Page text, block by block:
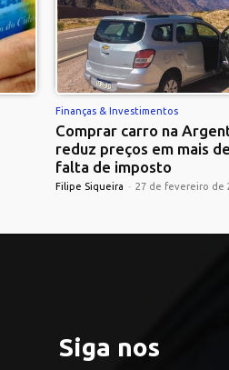
Finanças & Investimentos
Comprar carro na
reduz preços em mais
falta de imposto
Filipe Siqueira - 27 de fevereiro de
Siga nos